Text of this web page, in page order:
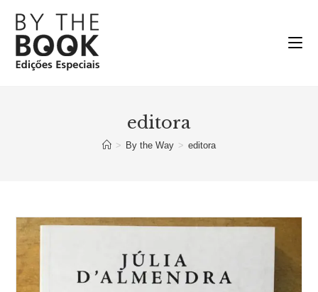
para
conteúdo
editora
> By the Way > editora